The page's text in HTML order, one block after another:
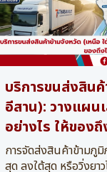
บริการขนส่งสิน
อีสาน): วางแผน
อย่างไร ให้ของ
การจัดส่งสินค้าข้ามภูมิ
สุด ลงใต้สุด หรือวิ่งยา